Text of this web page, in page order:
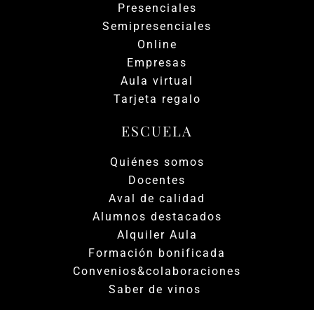
Presenciales
Semipresenciales
Online
Empresas
Aula virtual
Tarjeta regalo
ESCUELA
Quiénes somos
Docentes
Aval de calidad
Alumnos destacados
Alquiler Aula
Formación bonificada
Convenios&colaboraciones
Saber de vinos